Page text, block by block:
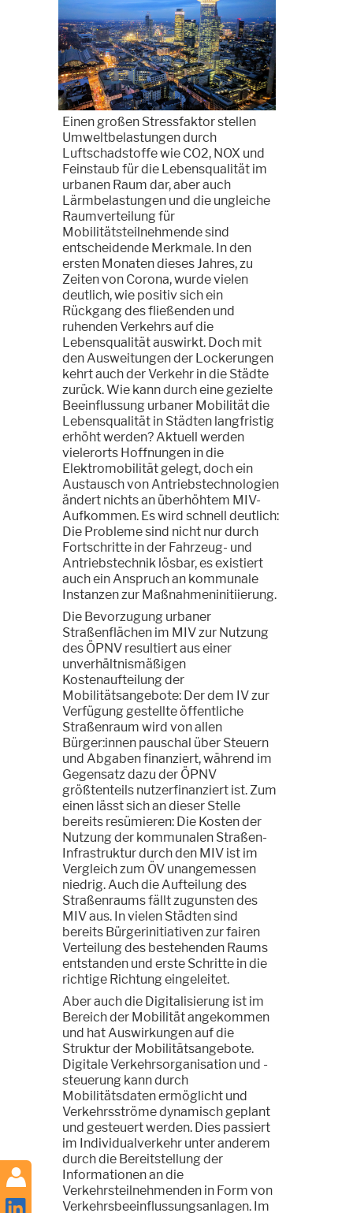
Einen großen Stressfaktor stellen
Umweltbelastungen durch
Luftschadstoffe wie CO2, NOX und
Feinstaub für die Lebensqualität im
urbanen Raum dar, aber auch
Lärmbelastungen und die ungleiche
Raumverteilung für
Mobilitätsteilnehmende sind
entscheidende Merkmale. In den
ersten Monaten dieses Jahres, zu
Zeiten von Corona, wurde vielen
deutlich, wie positiv sich ein
Rückgang des fließenden und
ruhenden Verkehrs auf die
Lebensqualität auswirkt. Doch mit
den Ausweitungen der Lockerungen
kehrt auch der Verkehr in die Städte
zurück. Wie kann durch eine gezielte
Beeinflussung urbaner Mobilität die
Lebensqualität in Städten langfristig
erhöht werden? Aktuell werden
vielerorts Hoffnungen in die
Elektromobilität gelegt, doch ein
Austausch von Antriebstechnologien
ändert nichts an überhöhtem MIV-
Aufkommen. Es wird schnell deutlich:
Die Probleme sind nicht nur durch
Fortschritte in der Fahrzeug- und
Antriebstechnik lösbar, es existiert
auch ein Anspruch an kommunale
Instanzen zur Maßnahmeninitiierung.
Die Bevorzugung urbaner
Straßenflächen im MIV zur Nutzung
des ÖPNV resultiert aus einer
unverhältnismäßigen
Kostenaufteilung der
Mobilitätsangebote: Der dem IV zur
Verfügung gestellte öffentliche
Straßenraum wird von allen
Bürger:innen pauschal über Steuern
und Abgaben finanziert, während im
Gegensatz dazu der ÖPNV
größtenteils nutzerfinanziert ist. Zum
einen lässt sich an dieser Stelle
bereits resümieren: Die Kosten der
Nutzung der kommunalen Straßen-
Infrastruktur durch den MIV ist im
Vergleich zum ÖV unangemessen
niedrig. Auch die Aufteilung des
Straßenraums fällt zugunsten des
MIV aus. In vielen Städten sind
bereits Bürgerinitiativen zur fairen
Verteilung des bestehenden Raums
entstanden und erste Schritte in die
richtige Richtung eingeleitet.
Aber auch die Digitalisierung ist im
Bereich der Mobilität angekommen
und hat Auswirkungen auf die
Struktur der Mobilitätsangebote.
Digitale Verkehrsorganisation und -
steuerung kann durch
Mobilitätsdaten ermöglicht und
Verkehrsströme dynamisch geplant
und gesteuert werden. Dies passiert
im Individualverkehr unter anderem
durch die Bereitstellung der
Informationen an die
Verkehrsteilnehmenden in Form von
Verkehrsbeeinflussungsanlagen. Im